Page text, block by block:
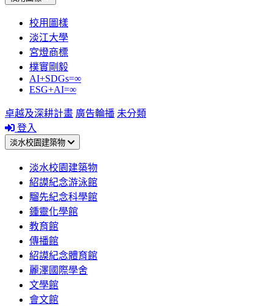
校用圖樣
淡江大學
宮燈商標
樸實剛毅
AI+SDGs=∞
ESG+AI=∞
卓越及深耕計畫 廣告輪播 未分類
登入
淡水校園建築物
淡水校園建築物
紹謨紀念游泳館
騮先紀念科學館
鍾靈化學館
教育館
傳播館
紹謨紀念體育館
麗澤國際學舍
文學館
會文館